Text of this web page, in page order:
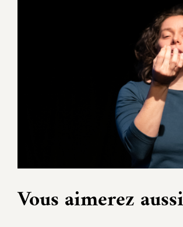
Vous aimerez aussi